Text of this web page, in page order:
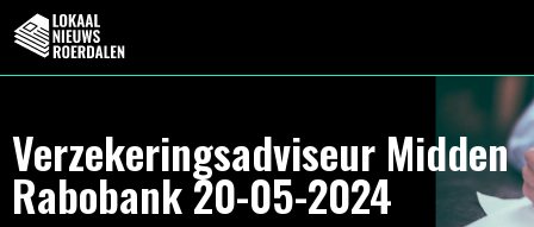
Verzekeringsadviseur Midden
Rabobank 20-05-2024